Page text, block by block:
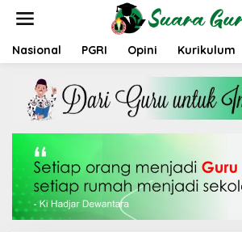
t
Nasional PGRI Opini Kurikulum